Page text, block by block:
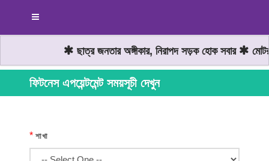
ছাত্র জনতার অঙ্গীকার, নিরাপদ সড়ক হোক সবার
ফিটনেস এপয়েন্টমেন্ট সময়সূচী দেখুন
* শাখা